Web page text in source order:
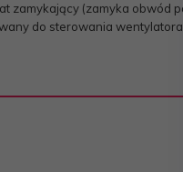
zamykający (zamyka obwód
do sterowania